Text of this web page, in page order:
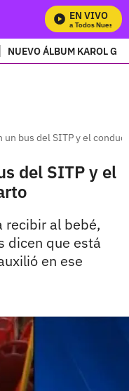
EN VIVO
Mira Todos Nuestros
NUEVO ÁLBUM KAROL G
un bus del SITP y el
del SITP y el
recibir al bebé,
dicen que está
en ese